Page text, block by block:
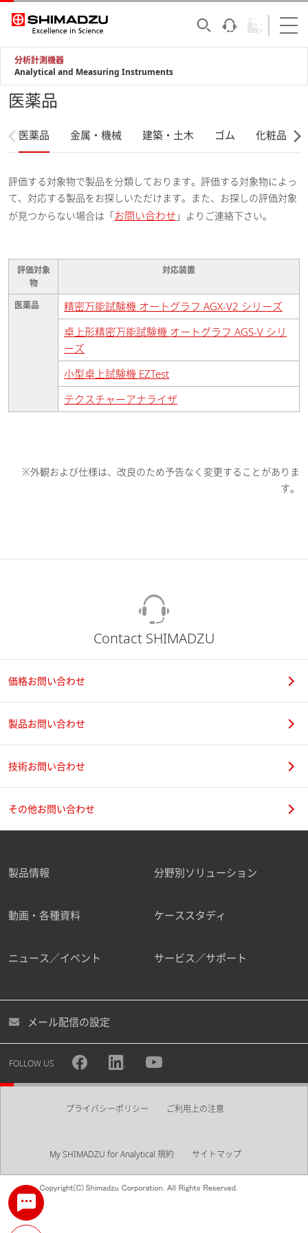
分析計測機器
Analytical and Measuring Instruments
医薬品
医薬品 金属・機械 建築・土木 ゴム 化粧品
評価する対象物で製品を分類しております。評価する対象物によっ
て、対応する製品をお探しいただけます。また、お探しの評価対象
が見つからない場合は「お問い合わせ 」よりご連絡下さい。
評価対象
物
対応装置
医薬品
精密万能試験機 オートグラフ AGX-V2 シリーズ
卓上形精密万能試験機 オートグラフ AGS-V シリ
ーズ
小型卓上試験機 EZTest
テクスチャーアナライザ
※外観および仕様は、改良のため予告なく変更することがありま
す。
Contact SHIMADZU
価格お問い合わせ
製品お問い合わせ
技術お問い合わせ
その他お問い合わせ
製品情報 分野別ソリューション
動画・各種資料 ケーススタディ
ニュース／イベント サービス／サポート
メール配信の設定
FOLLOW US
プライバシーポリシー ご利用上の注意
My SHIMADZU for Analytical 規約 サイトマップ